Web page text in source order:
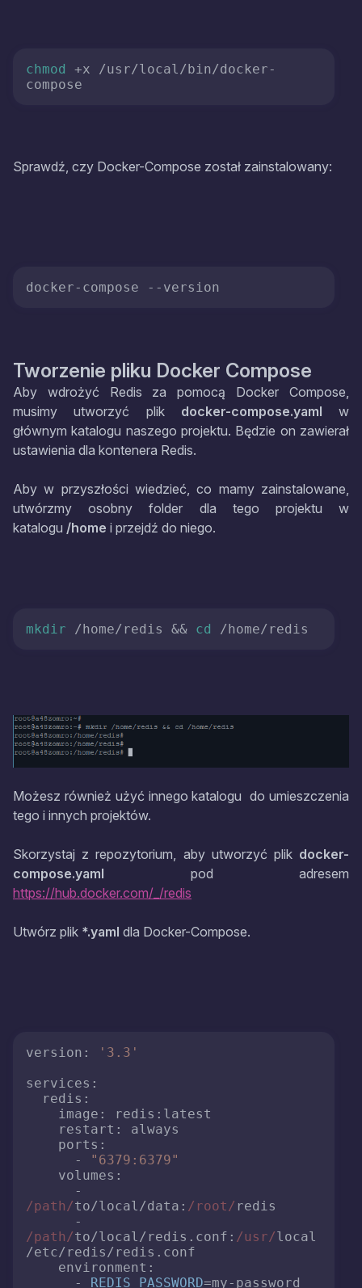
chmod
+x /usr/local/bin/docker-
compose
Sprawdź, czy Docker-Compose został zainstalowany:
docker-compose --version
Tworzenie pliku Docker Compose
Aby wdrożyć Redis za pomocą Docker Compose,
musimy utworzyć plik docker-compose.yaml w
głównym katalogu naszego projektu. Będzie on zawierał
ustawienia dla kontenera Redis.
Aby w przyszłości wiedzieć, co mamy zainstalowane,
utwórzmy osobny folder dla tego projektu w
katalogu /home i przejdź do niego.
mkdir /home/redis && cd /home/redis
Możesz również użyć innego katalogu do umieszczenia
tego i innych projektów.
Skorzystaj z repozytorium, aby utworzyć plik docker-
compose.yaml pod adresem
https://hub.docker.com/_/redis
Utwórz plik *.yaml dla Docker-Compose.
version :
'3.3'
services :
redis :
image : redis :latest
restart : always
ports :
      -
"6379:6379"
volumes :
/path/to/local/dаta : /root/ redis
/path/to/local/redis. conf : /usr/local
/etc/redis/redis. conf
environment :
      -
REDIS_PASSWORD=my-password